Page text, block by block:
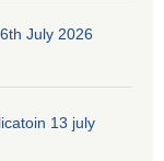
July 2026
13 july